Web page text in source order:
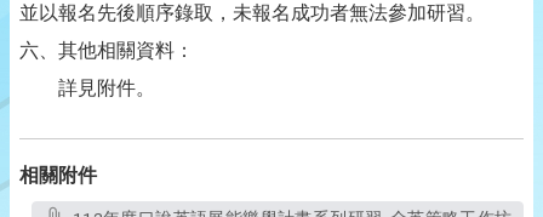
並以報名先後順序錄取，未報名成功者無法參加研習。
六、其他相關資料：
詳見附件。
相關附件